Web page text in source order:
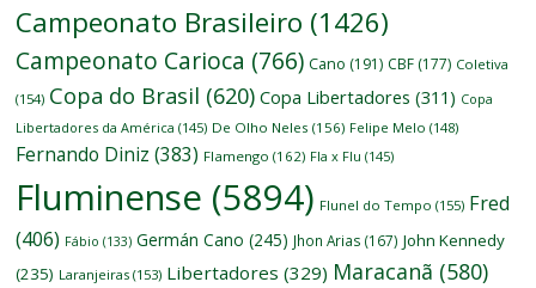
Campeonato Brasileiro (1426)
Campeonato Carioca (766) Cano (191) CBF (177) Coletiva
(154) Copa do Brasil (620) Copa Libertadores (311) Copa
Libertadores da América (145) De Olho Neles (156) Felipe Melo (148)
Fernando Diniz (383) Flamengo (162) Fla x Flu (145)
Fluminense (5894) Flunel do Tempo (155) Fred
(406) Fábio (133) Germán Cano (245) Jhon Arias (167) John Kennedy
(235) Laranjeiras (153) Libertadores (329) Maracanã (580)